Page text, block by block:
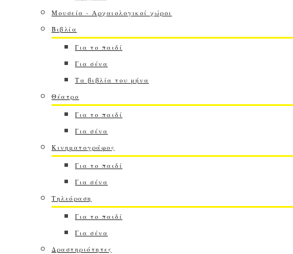
Μουσεία - Αρχαιολογικοί χώροι
Βιβλία
Για το παιδί
Για σένα
Τα βιβλία του μήνα
Θέατρο
Για το παιδί
Για σένα
Κινηματογράφος
Για το παιδί
Για σένα
Τηλεόραση
Για το παιδί
Για σένα
Δραστηριότητες